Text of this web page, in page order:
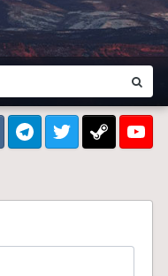
TelegramTwitter Steam